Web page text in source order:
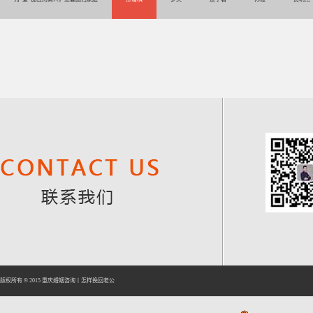
版权所有 © 2015 重庆婚姻咨询 怎样挽回老公